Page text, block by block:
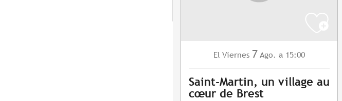
El Viernes 7 Ago. a 15:00
Saint-Martin, un village au
cœur de Brest